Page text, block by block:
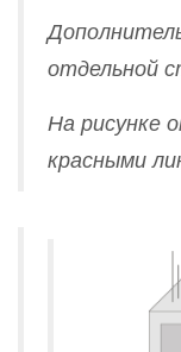
отдельной
На рисунке
красными